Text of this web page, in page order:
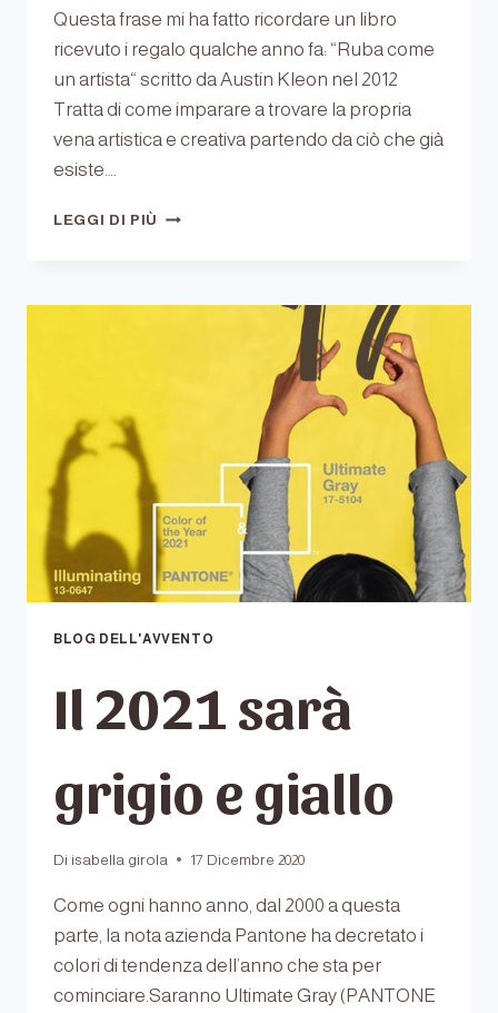
Questa frase mi ha fatto ricordare un libro
ricevuto i regalo qualche anno fa: “Ruba come
un artista“ scritto da Austin Kleon nel 2012
Tratta di come imparare a trovare la propria
vena artistica e creativa partendo da ciò che già
esiste….
LEGGI DI PIÙ SPESSO
BLOG DELL'AVVENTO
Il 2021 sarà
grigio e giallo
Di isabella girola 17 Dicembre 2020
Come ogni hanno anno, dal 2000 a questa
parte, la nota azienda Pantone ha decretato i
colori di tendenza dell’anno che sta per
cominciare.Saranno Ultimate Gray (PANTONE